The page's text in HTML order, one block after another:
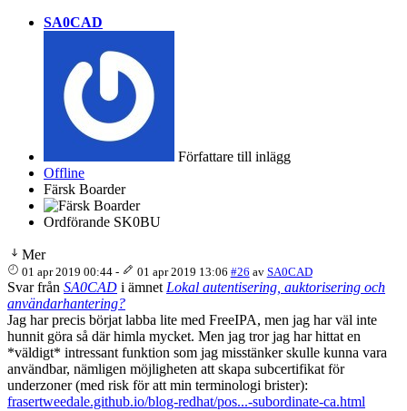
SA0CAD
Författare till inlägg
Offline
Färsk Boarder
Ordförande SK0BU
Mer
01 apr 2019 00:44 - 01 apr 2019 13:06 #26 av SA0CAD
Svar från SA0CAD i ämnet Lokal autentisering, auktorisering och
användarhantering?
Jag har precis börjat labba lite med FreeIPA, men jag har väl inte
hunnit göra så där himla mycket. Men jag tror jag har hittat en
*väldigt* intressant funktion som jag misstänker skulle kunna vara
användbar, nämligen möjligheten att skapa subcertifikat för
underzoner (med risk för att min terminologi brister):
frasertweedale.github.io/blog-redhat/pos...-subordinate-ca.html